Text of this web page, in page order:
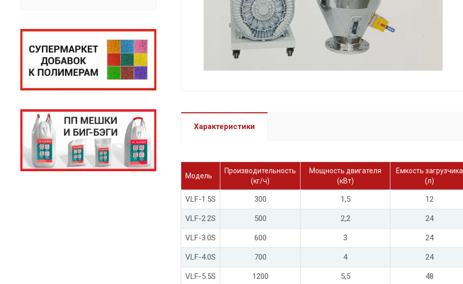
Характеристики
Модель
Производительность
(кг/ч)
Мощность двигателя
(кВт)
Емкость загрузчика
(л)
VLF-1.5S 300 1,5 12
VLF-2.2S 500 2,2 24
VLF-3.0S 600 3 24
VLF-4.0S 700 4 24
VLF-5.5S 1200 5,5 48